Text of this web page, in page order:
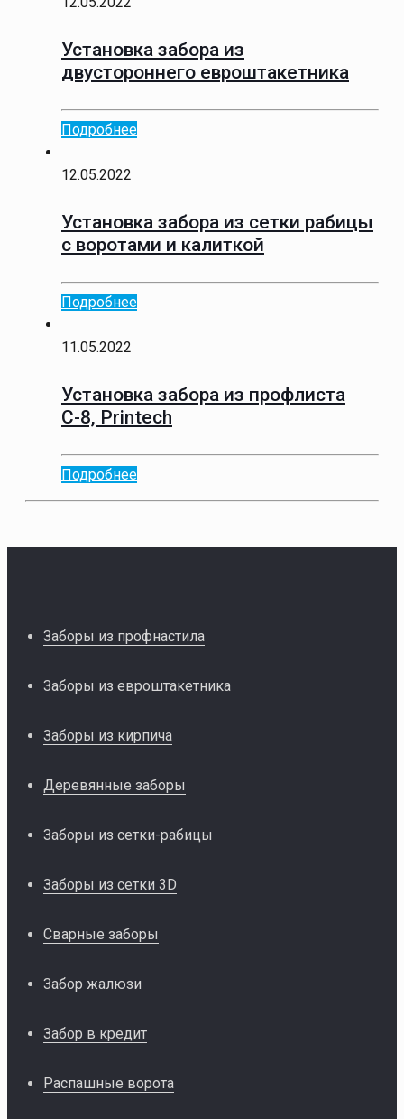
Установка забора из
двустороннего евроштакетника
Подробнее
12.05.2022
Установка забора из сетки рабицы
с воротами и калиткой
Подробнее
11.05.2022
Установка забора из профлиста
С-8, Printech
Подробнее
Заборы из профнастила
Заборы из евроштакетника
Заборы из кирпича
Деревянные заборы
Заборы из сетки-рабицы
Заборы из сетки 3D
Сварные заборы
Забор жалюзи
Забор в кредит
Распашные ворота